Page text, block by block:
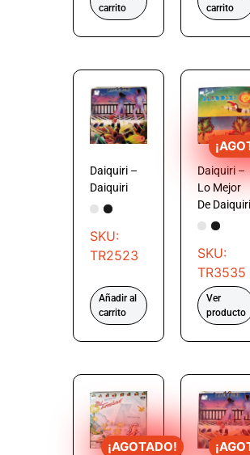
carrito
carrito
Daiquiri –
Daiquiri
SKU:
TR2523
Añadir al
carrito
Daiquiri –
Lo Mejor
De Daiquiri
SKU:
TR3535
Ver
producto
¡AGOTADO!